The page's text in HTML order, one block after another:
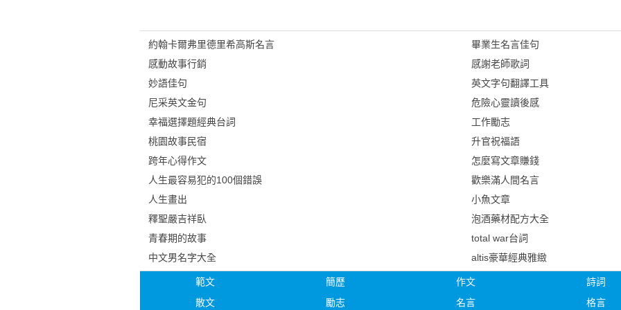
約翰卡爾弗里德里希高斯名言
感動故事行銷
妙語佳句
尼采英文金句
幸福選擇題經典台詞
桃園故事民宿
跨年心得作文
人生最容易犯的100個錯誤
人生畫出
釋聖嚴吉祥臥
青春期的故事
中文男名字大全
畢業生名言佳句
感謝老師歌詞
英文字句翻譯工具
危險心靈讀後感
工作勵志
升官祝福語
怎麼寫文章賺錢
歡樂滿人間名言
小魚文章
泡酒藥材配方大全
total war台詞
altis豪華經典雅緻
範文 簡歷 作文 詩詞
散文
勵志 名言 格言